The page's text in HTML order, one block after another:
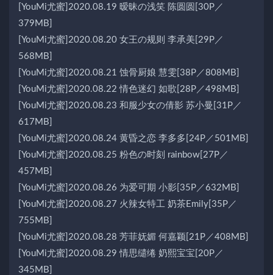
[YouMi尤蜜]2020.08.19 暧昧の浅笑 陈圆圆[30P／
379MB]
[YouMi尤蜜]2020.08.20 女王の规则 李承美[29P／
568MB]
[YouMi尤蜜]2020.08.21 蚀骨厨娘 慧雯[38P／808MB]
[YouMi尤蜜]2020.08.22 情色迷幻 如歌[28P／498MB]
[YouMi尤蜜]2020.08.23 和服少女の倩影 苏小曼[31P／
617MB]
[YouMi尤蜜]2020.08.24 黄昏之恋 李多多[24P／501MB]
[YouMi尤蜜]2020.08.25 粉色の时刻 rainbow[27P／
457MB]
[YouMi尤蜜]2020.08.26 为爱可期 小影[35P／632MB]
[YouMi尤蜜]2020.08.27 火辣女特工 奶茶Emily[35P／
755MB]
[YouMi尤蜜]2020.08.28 芳菲妩媚 何嘉颖[21P／408MB]
[YouMi尤蜜]2020.08.29 情思缱绻 奶熙宝宝[20P／
345MB]